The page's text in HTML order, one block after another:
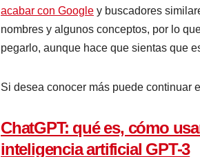
A una inteligencia artificial se la
información, de manera que este
“entrenándose” para realizar de
de Lensa.
Esta IA es tan potente y capaz de
podría acabar con Google y